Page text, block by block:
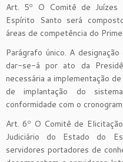
Art. 5º O Comitê de Juízes
Espírito Santo será
áreas de competência do
Parágrafo único. A
dar-se-á por ato da
necessária a implementação
de implantação do
conformidade com o
Art. 6º O Comitê de
Judiciário do Estado do
servidores portadores de